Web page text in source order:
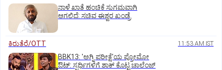
ನಾಳೆ ಖಾತೆ ಹಂಚಿಕೆ ಸುಗಮವಾಗಿ
ಆಗಲಿದೆ: ಸಚಿವ ಈಶ್ವರ ಖಂಡ್ರೆ
ಕಿರುತೆರೆ/OTT 11:53 AM IST
BBK13: 'ಅಗ್ನಿ ಪರೀಕ್ಷೆ'ಯ ಪ್ರೋಮೋ
ಔಟ್: ಸ್ಪರ್ಧಿಗಳಿಗೆ ಶಾಕ್ ಕೊಟ್ಟ ಚಾಲೆಂಜ್